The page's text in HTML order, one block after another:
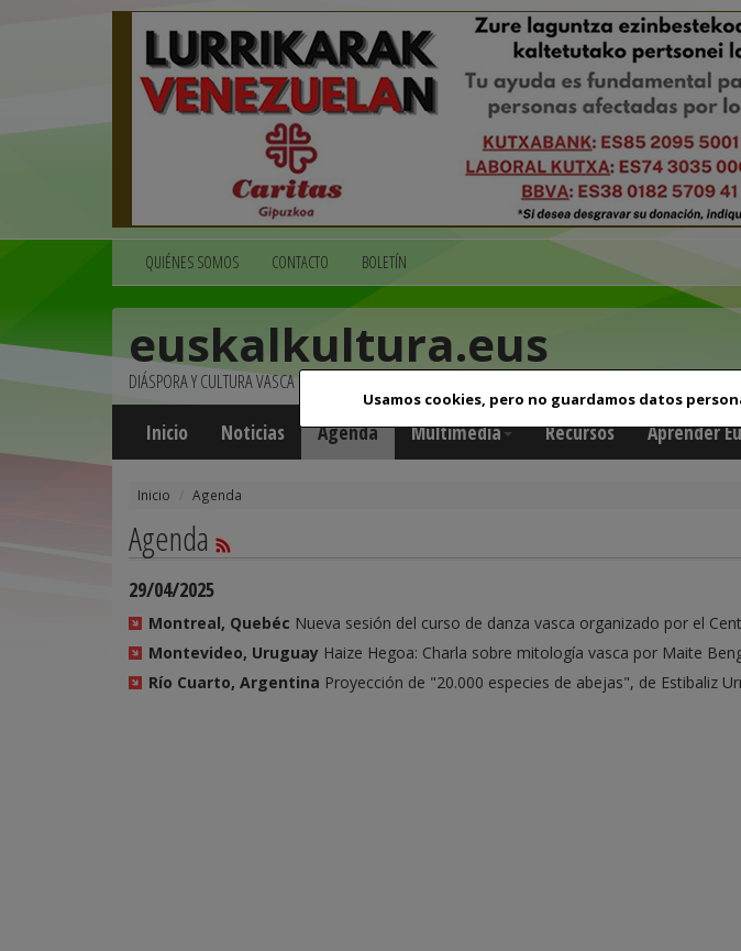
Usamos cookies, pero no guardamos datos
QUIÉNES SOMOS CONTACTO BOLETÍN
euskalkultura.eus
DIÁSPORA Y CULTURA VASCA
Inicio Noticias Agenda Multimedia Recursos Aprender
Inicio Agenda
Agenda
29/04/2025
Montreal, Quebéc Nueva sesión del curso de danza vasca organizado por el
Montevideo, Uruguay Haize Hegoa: Charla sobre mitología vasca por Maite
Río Cuarto, Argentina Proyección de "20.000 especies de abejas", de Estibaliz